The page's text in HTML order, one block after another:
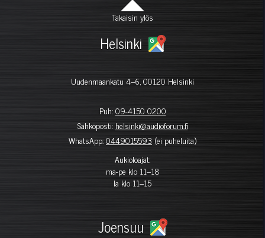
Takaisin ylös
Helsinki
Uudenmaankatu 4–6, 00120 Helsinki
Puh:09-4150 0200
Sähköposti: helsinki@audioforum.fi
WhatsApp:0449015593 (ei puheluita)
Aukioloajat:
ma-pe klo 11–18
la klo 11–15
Joensuu